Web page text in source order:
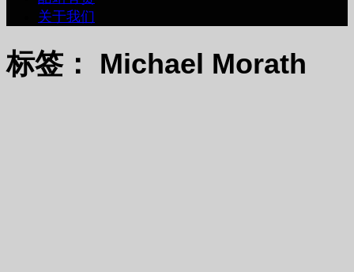
关于我们
标签： Michael Morath